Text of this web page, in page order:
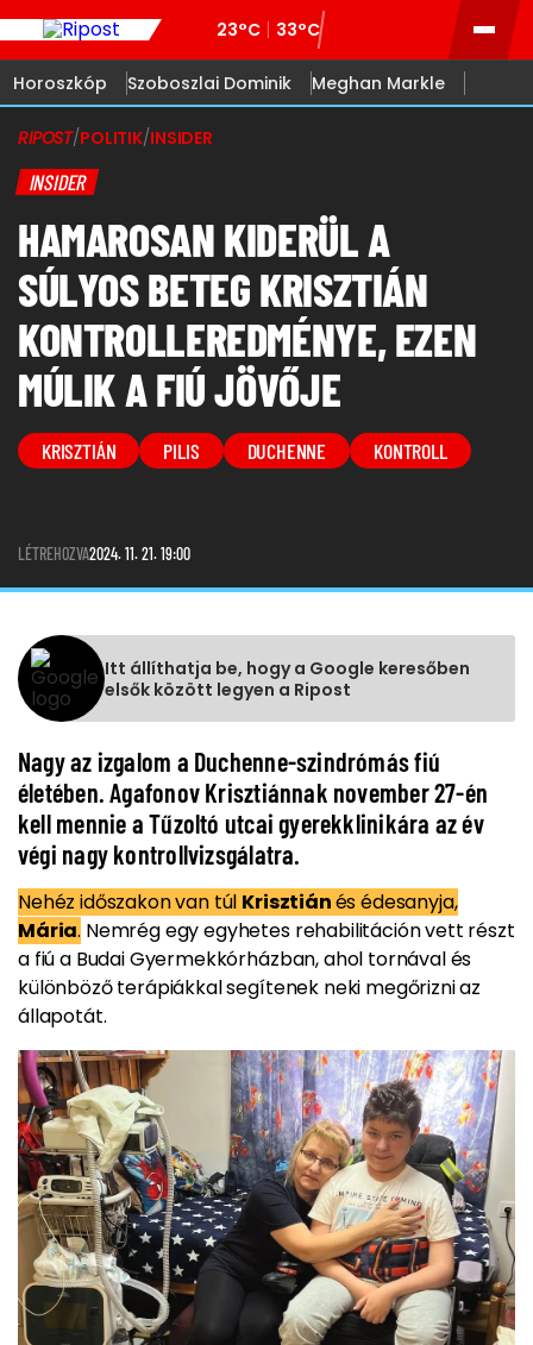
23°C 33°C
Horoszkóp Szoboszlai Dominik Meghan Markle
RIPOST/POLITIK/INSIDER
INSIDER
HAMAROSAN KIDERÜL A
SÚLYOS BETEG KRISZTIÁN
KONTROLLEREDMÉNYE, EZEN
MÚLIK A FIÚ JÖVŐJE
KRISZTIÁN PILIS DUCHENNE KONTROLL
LÉTREHOZVA2024. 11. 21. 19:00
Itt állíthatja be, hogy a Google keresőben
elsők között legyen a Ripost
Nagy az izgalom a Duchenne-szindrómás fiú
életében. Agafonov Krisztiánnak november 27-én
kell mennie a Tűzoltó utcai gyerekklinikára az év
végi nagy kontrollvizsgálatra.
Nehéz időszakon van túl Krisztiánés édesanyja,
Mária. Nemrég egy egyhetes rehabilitáción vett részt
a fiú a Budai Gyermekkórházban, ahol tornával és
különböző terápiákkal segítenek neki megőrizni az
állapotát.